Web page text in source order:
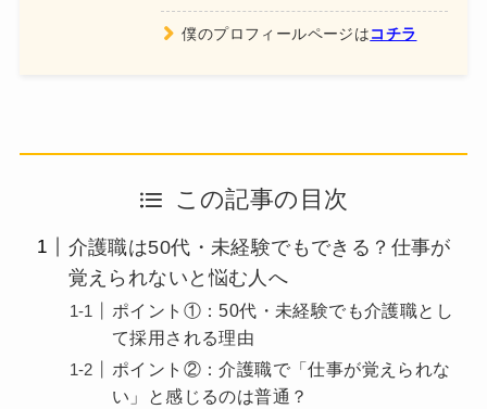
僕のプロフィールページはコチラ
この記事の目次
介護職は50代・未経験でもできる？仕事が
覚えられないと悩む人へ
ポイント①：50代・未経験でも介護職とし
て採用される理由
ポイント②：介護職で「仕事が覚えられな
い」と感じるのは普通？